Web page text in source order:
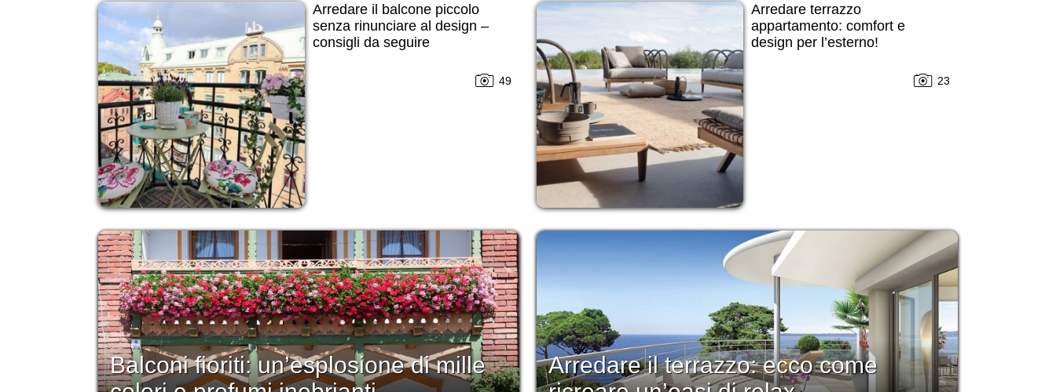
Arredare il balcone piccolo
senza rinunciare al design –
consigli da seguire
49
Arredare terrazzo
appartamento: comfort e
design per l’esterno!
23
Balconi fioriti: un’esplosione di mille
Arredare il terrazzo: ecco come